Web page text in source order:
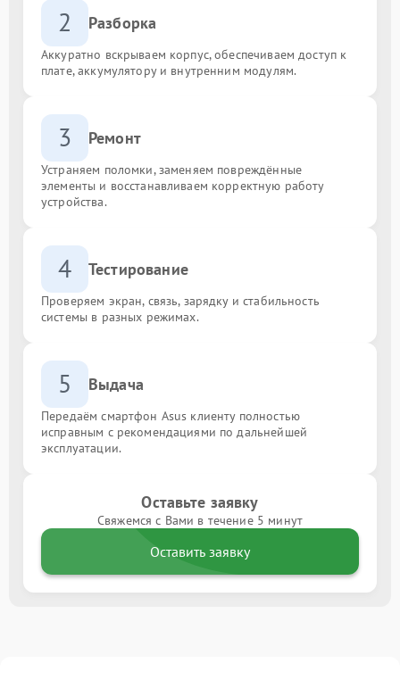
2 Разборка
Аккуратно вскрываем корпус, обеспечиваем доступ к
плате, аккумулятору и внутренним модулям.
3 Ремонт
Устраняем поломки, заменяем повреждённые
элементы и восстанавливаем корректную работу
устройства.
4 Тестирование
Проверяем экран, связь, зарядку и стабильность
системы в разных режимах.
5 Выдача
Передаём смартфон Asus клиенту полностью
исправным с рекомендациями по дальнейшей
эксплуатации.
Оставьте заявку
Свяжемся с Вами в течение 5 минут
Оставить заявку